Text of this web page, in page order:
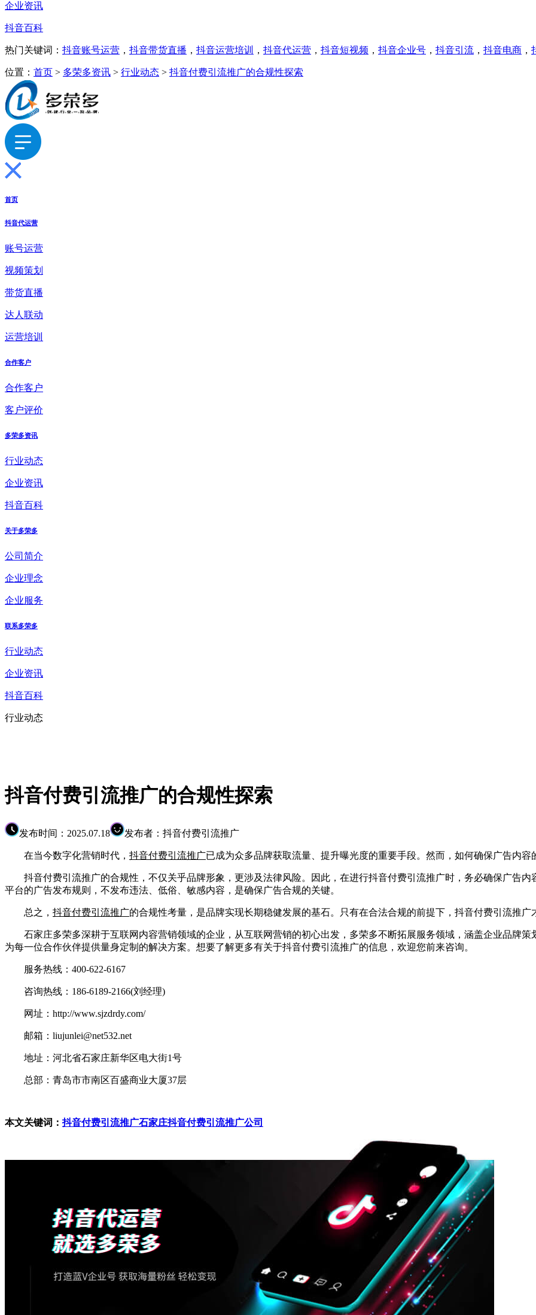
企业资讯
抖音百科
热门关键词： 抖音账号运营 ， 抖音带货直播 ， 抖音运营培训 ， 抖音代运营 ， 抖音短视频 ， 抖音企业号 ， 抖音引流 ， 抖音电商 ，
位置： 首页 > 多荣多资讯 > 行业动态 > 抖音付费引流推广的合规性探索
首页
抖音代运营
账号运营
视频策划
带货直播
达人联动
运营培训
合作客户
合作客户
客户评价
多荣多资讯
行业动态
企业资讯
抖音百科
关于多荣多
公司简介
企业理念
企业服务
联系多荣多
行业动态
企业资讯
抖音百科
行业动态
抖音付费引流推广的合规性探索
发布时间：2025.07.18 发布者：抖音付费引流推广
在当今数字化营销时代， 抖音付费引流推广已成为众多品牌获取流量、提升曝光度的重要手段。然而，如何确保广告内容
抖音付费引流推广的合规性，不仅关乎品牌形象，更涉及法律风险。因此，在进行抖音付费引流推广时，务必确保广告内
平台的广告发布规则，不发布违法、低俗、敏感内容，是确保广告合规的关键。
总之， 抖音付费引流推广的合规性考量，是品牌实现长期稳健发展的基石。只有在合法合规的前提下，抖音付费引流推广
石家庄多荣多深耕于互联网内容营销领域的企业，从互联网营销的初心出发，多荣多不断拓展服务领域，涵盖企业品牌策
为每一位合作伙伴提供量身定制的解决方案。想要了解更多有关于抖音付费引流推广的信息，欢迎您前来咨询。
服务热线：400-622-6167
咨询热线：186-6189-2166(刘经理)
网址：http://www.sjzdrdy.com/
邮箱：liujunlei@net532.net
地址：河北省石家庄新华区电大街1号
总部：青岛市市南区百盛商业大厦37层
本文关键词：抖音付费引流推广石家庄抖音付费引流推广公司